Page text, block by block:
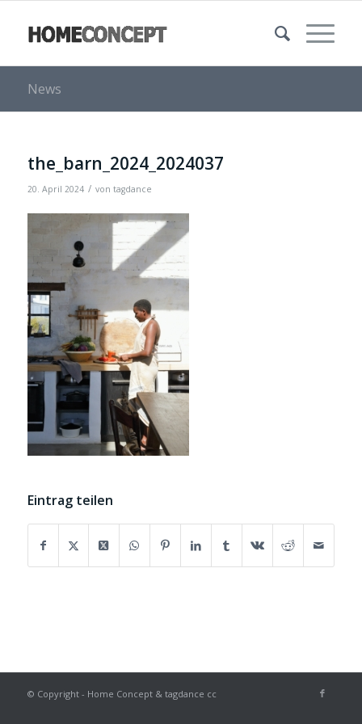
News
the_barn_2024_2024037
20. April 2024 / von tagdance
Eintrag teilen
© Copyright - Home Concept & tagdance cc